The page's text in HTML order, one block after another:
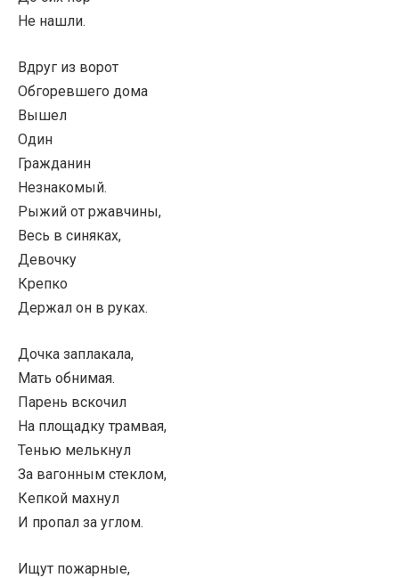
Не нашли.
Вдруг из ворот
Обгоревшего дома
Вышел
Один
Гражданин
Незнакомый.
Рыжий от ржавчины,
Весь в синяках,
Девочку
Крепко
Держал он в руках.
Дочка заплакала,
Мать обнимая.
Парень вскочил
На площадку трамвая,
Тенью мелькнул
За вагонным стеклом,
Кепкой махнул
И пропал за углом.
Ищут пожарные,